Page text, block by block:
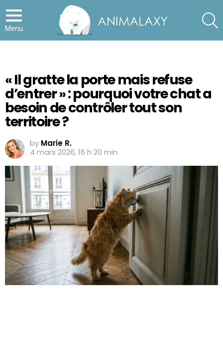
Menu
« Il gratte la porte mais refuse
d’entrer » : pourquoi votre chat a
besoin de contrôler tout son
territoire ?
by Marie R.
4 mars 2026, 16 h 20 min